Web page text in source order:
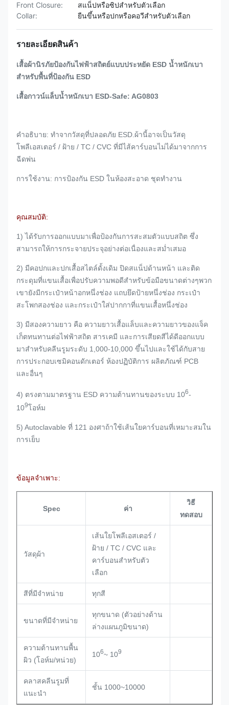
Front Closure:
สแน็ปหรือซิปสำหรับตัวเลือก
Collar:
ยืนขึ้นหรือปกหรือคอวีสำหรับตัวเลือก
รายละเอียดสินค้า
เสื้อผ้านิรภัยป้องกันไฟฟ้าสถิตย์แบบประหยัด ESD น้ำหนักเบา
สำหรับพื้นที่ป้องกัน ESD
เสื้อกาวน์แล็บน้ำหนักเบา ESD-Safe: AG0803
คำอธิบาย: ทำจากวัสดุที่ปลอดภัย ESD.ผ้านี้อาจเป็นวัสดุ
โพลีเอสเตอร์ / ฝ้าย / TC / CVC ที่มีไส้คาร์บอนไม่ได้มาจากการ
ฉีดพ่น
การใช้งาน: การป้องกัน ESD ในห้องสะอาด ชุดทำงาน
คุณสมบัติ:
1) ได้รับการออกแบบมาเพื่อป้องกันการสะสมตัวแบบสถิต ซึ่ง
สามารถให้การกระจายประจุอย่างต่อเนื่องและสม่ำเสมอ
2) มีคอปกและปกเสื้อสไตล์ดั้งเดิม ปิดสแน็ปด้านหน้า และติด
กระดุมที่แขนเสื้อเพื่อปรับความพอดีสำหรับข้อมือขนาดต่างๆพวก
เขายังมีกระเป๋าหน้าอกหนึ่งช่อง แถบยึดป้ายหนึ่งช่อง กระเป๋า
สะโพกสองช่อง และกระเป๋าใส่ปากกาที่แขนเสื้อหนึ่งช่อง
3) มีสองความยาว คือ ความยาวเสื้อแล็บและความยาวของแจ็ค
เก็ตทนทานต่อไฟฟ้าสถิต สารเคมี และการเสียดสีได้ดีออกแบบ
มาสำหรับคลีนรูมระดับ 1,000-10,000 ขึ้นไปและใช้ได้กับสาย
การประกอบเซมิคอนดักเตอร์ ห้องปฏิบัติการ ผลิตภัณฑ์ PCB
และอื่นๆ
4) ตรงตามมาตรฐาน ESD ความต้านทานของระบบ 106-
109โอห์ม
5) Autoclavable ที่ 121 องศาถ้าใช้เส้นใยคาร์บอนที่เหมาะสมใน
การเย็บ
ข้อมูลจำเพาะ:
Spec ค่า
วิธี
ทดสอบ
วัสดุผ้า
เส้นใยโพลีเอสเตอร์ /
ฝ้าย / TC / CVC และ
คาร์บอนสำหรับตัว
เลือก
สีที่มีจำหน่าย ทุกสี
ขนาดที่มีจำหน่าย
ทุกขนาด (ตัวอย่างด้าน
ล่างแผนภูมิขนาด)
ความต้านทานพื้น
ผิว (โอห์ม/หน่วย)
106~ 109
คลาสคลีนรูมที่
แนะนำ
ชั้น 1000~10000